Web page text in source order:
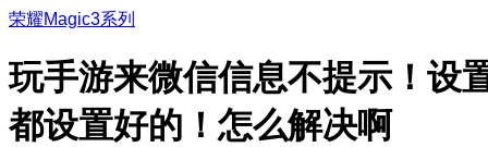
荣耀Magic3系列
玩手游来微信信息不提示！设
都设置好的！怎么解决啊